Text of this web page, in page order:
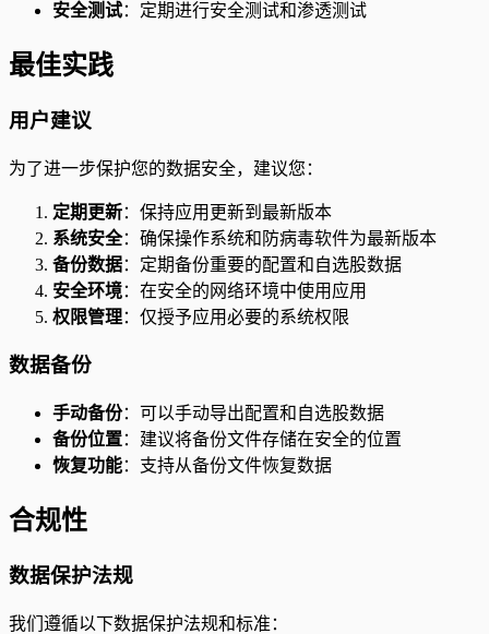
安全测试：定期进行安全测试和渗透测试
最佳实践
用户建议
为了进一步保护您的数据安全，建议您：
定期更新：保持应用更新到最新版本
系统安全：确保操作系统和防病毒软件为最新版本
备份数据：定期备份重要的配置和自选股数据
安全环境：在安全的网络环境中使用应用
权限管理：仅授予应用必要的系统权限
数据备份
手动备份：可以手动导出配置和自选股数据
备份位置：建议将备份文件存储在安全的位置
恢复功能：支持从备份文件恢复数据
合规性
数据保护法规
我们遵循以下数据保护法规和标准：